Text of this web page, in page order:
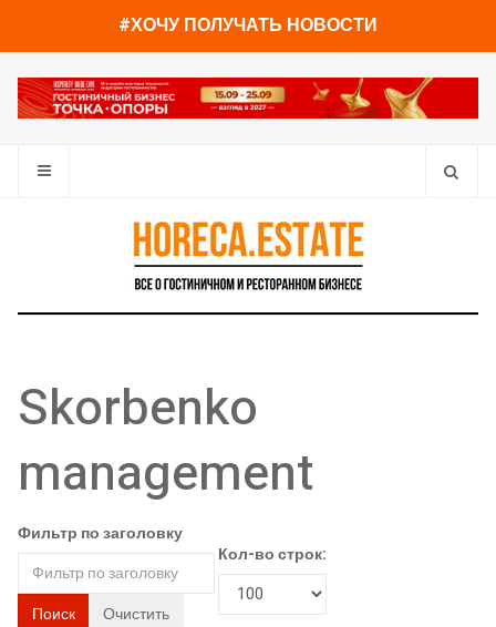
#ХОЧУ ПОЛУЧАТЬ НОВОСТИ
Skorbenko
management
Фильтр по заголовку
Поиск Очистить
Кол-во строк: